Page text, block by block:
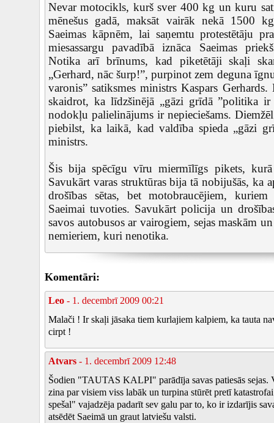
Nevar motocikls, kurš sver 400 kg un kuru
mēnešus gadā, maksāt vairāk nekā 1500
Saeimas kāpnēm, lai saņemtu protestētāju
miesassargu pavadībā iznāca Saeimas
Notika arī brīnums, kad piketētāji skaļi
„Gerhard, nāc šurp!”, purpinot zem deguna
varonis” satiksmes ministrs Kaspars
skaidrot, ka līdzšinējā „gāzi grīdā ”politika
nodokļu palielinājums ir nepieciešams.
piebilst, ka laikā, kad valdība spieda „gāzi
ministrs.
Šis bija spēcīgu vīru miermīlīgs pikets, kurā
Savukārt varas struktūras bija tā nobijušās, ka
drošības sētas, bet motobraucējiem,
Saeimai tuvoties. Savukārt policija un
savos autobusos ar vairogiem, sejas maskām
nemieriem, kuri nenotika.
Komentāri:
Leo - 1. decembrī 2009 00:21
Malači ! Ir skaļi jāsaka tiem kurlajiem kalpiem, ka tauta
cirpt !
Atvars - 1. decembrī 2009 12:48
Šodien "TAUTAS KALPI" parādīja savas patiesās sejas.
zina par visiem viss labāk un turpina stūrēt pretī
spešal" vajadzēja padarīt sev galu par to, ko ir izdarījis
atsēdēt Saeimā un graut latviešu valsti.